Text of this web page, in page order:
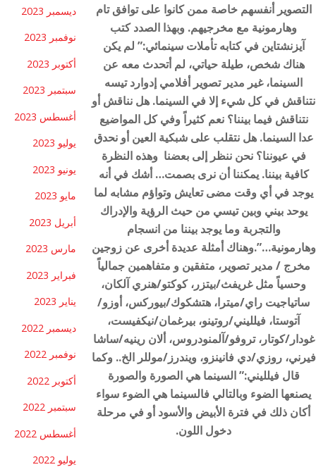
التصوير أنفسهم خاصة ممن كانوا على توافق تام
وهارمونية مع مخرجيهم. وبهذا الصدد كتب
آيزنشتاين في كتابه تأملات سينمائي:” لم يكن
هناك شخص، طيلة حياتي، لم أتحدث معه عن
السينما، غير مدير تصوير أفلامي إدوارد تيسه
نتناقش في كل شيء إلا في السينما. هل نناقش أو
نتناقش فيما بيننا؟ نعم كثيراً وفي كل المواضيع
عدا السينما. هل نتقلب على شبكية العين أو نحدق
في عيوننا؟ نحن ننظر إلى بعضنا وهذه النظرة
كافية بيننا. يمكننا أن نرى بصمت… أشك في أنه
يوجد في أي وقت مضى تعايش وتواؤم مشابه لما
يوحد بيني وبين تيسي من حيث الرؤية والإدراك
والتجربة وما يوجد بيننا من انسجام
وهارمونية…”.وهناك أمثلة عديدة أخرى عن زوجين
مخرج / مدير تصوير، متفقين و متفاهمين جمالياً
وحسياً مثل غريفث/بيتزر، كوكتو/هنري آلكان،
ساتياجيت راي/ميترا، هتشكوك/بيوركس، أوزو/
آتوستا، فيلليني/روتينو، بيرغمان/نيكفيست،
غودار/كوتار، تروفو/آلمنودروس، ألان رينيه/ساشا
فيرني، روزي/دي فانينزو، ويندرز/موللر الخ.. وكما
قال فيلليني:” السينما هي الصورة والصورة
يصنعها الضوء وبالتالي فالسينما هي الضوء سواء
أكان ذلك في فترة الأبيض والأسود أو في مرحلة
دخول اللون.
ديسمبر 2023
نوفمبر 2023
أكتوبر 2023
سبتمبر 2023
أغسطس 2023
يوليو 2023
يونيو 2023
مايو 2023
أبريل 2023
مارس 2023
فبراير 2023
يناير 2023
ديسمبر 2022
نوفمبر 2022
أكتوبر 2022
سبتمبر 2022
أغسطس 2022
يوليو 2022